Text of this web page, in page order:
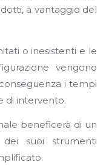
a vantaggio del
o inesistenti e le
vengono
i tempi
di intervento.
beneficerà di un
dei suoi strumenti